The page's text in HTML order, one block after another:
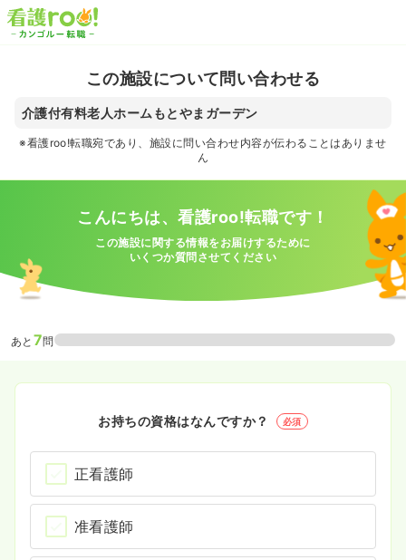
この施設について問い合わせる
介護付有料老人ホームもとやまガーデン
※看護roo!転職宛であり、施設に問い合わせ内容が伝わることはありませ
ん
こんにちは、看護roo!転職です！
この施設に関する情報をお届けするために
いくつか質問させてください
あと 7問
お持ちの資格はなんですか？ 必須
正看護師
准看護師